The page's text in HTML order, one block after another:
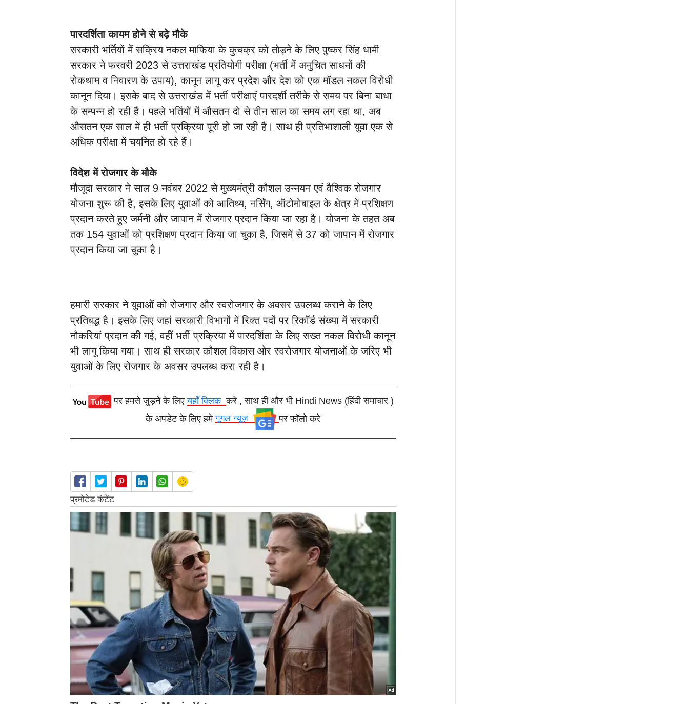
पारदर्शिता कायम होने से बढ़े मौके
सरकारी भर्तियों में सक्रिय नकल माफिया के कुचक्र को तोड़ने के लिए पुष्कर सिंह धामी
सरकार ने फरवरी 2023 से उत्तराखंड प्रतियोगी परीक्षा (भर्ती में अनुचित साधनों की
रोकथाम व निवारण के उपाय), कानून लागू कर प्रदेश और देश को एक मॉडल नकल विरोधी
कानून दिया। इसके बाद से उत्तराखंड में भर्ती परीक्षाएं पारदर्शी तरीके से समय पर बिना बाधा
के सम्पन्न हो रही हैं। पहले भर्तियों में औसतन दो से तीन साल का समय लग रहा था, अब
औसतन एक साल में ही भर्ती प्रक्रिया पूरी हो जा रही है। साथ ही प्रतिभाशाली युवा एक से
अधिक परीक्षा में चयनित हो रहे हैं।
विदेश में रोजगार के मौके
मौजूदा सरकार ने साल 9 नवंबर 2022 से मुख्यमंत्री कौशल उन्नयन एवं वैश्विक रोजगार
योजना शुरू की है, इसके लिए युवाओं को आतिथ्य, नर्सिंग, ऑटोमोबाइल के क्षेत्र में प्रशिक्षण
प्रदान करते हुए जर्मनी और जापान में रोजगार प्रदान किया जा रहा है। योजना के तहत अब
तक 154 युवाओं को प्रशिक्षण प्रदान किया जा चुका है, जिसमें से 37 को जापान में रोजगार
प्रदान किया जा चुका है।
हमारी सरकार ने युवाओं को रोजगार और स्वरोजगार के अवसर उपलब्ध कराने के लिए
प्रतिबद्ध है। इसके लिए जहां सरकारी विभागों में रिक्त पदों पर रिकॉर्ड संख्या में सरकारी
नौकरियां प्रदान की गई, वहीं भर्ती प्रक्रिया में पारदर्शिता के लिए सख्त नकल विरोधी कानून
भी लागू किया गया। साथ ही सरकार कौशल विकास ओर स्वरोजगार योजनाओं के जरिए भी
युवाओं के लिए रोजगार के अवसर उपलब्ध करा रही है।
पर हमसे जुड़ने के लिएयहाँ क्लिककरे , साथ ही और भी Hindi News (हिंदी समाचार )
के अपडेट के लिए हमेगूगल न्यूज़ पर फॉलो करे